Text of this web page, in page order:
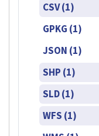
CSV (1)
GPKG (1)
JSON (1)
SHP (1)
SLD (1)
WFS (1)